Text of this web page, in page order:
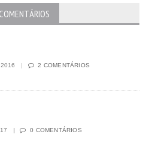
COMENTÁRIOS
2 COMENTÁRIOS
0 COMENTÁRIOS